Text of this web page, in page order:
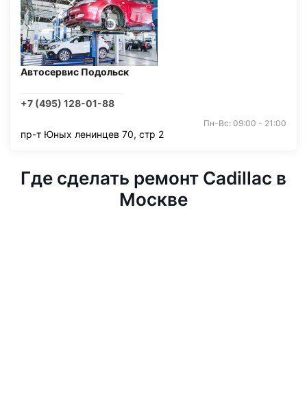
Автосервис Подольск
+7 (495) 128-01-88
Пн-Вс: 09:00 - 21:00
пр-т Юных ленинцев 70, стр 2
Где сделать ремонт Cadillac в
Москве